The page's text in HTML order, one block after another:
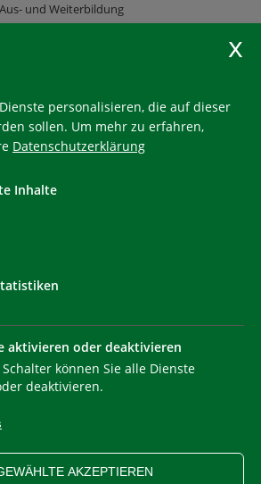
Aus- und Weiterbildung
eingetragene Marke. Die Nutzung muss
für Energie Südtirol - KlimaHaus
NEWSLETTER
ERKLÄRUNG BARRIEREFREIHEIT
personalisieren, die auf dieser
sollen. Um mehr zu erfahren,
Datenschutzerklärung
Inhalte
aktivieren oder deaktivieren
können Sie alle Dienste
deaktivieren.
AKZEPTIEREN